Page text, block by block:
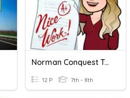
Norman Conquest Terminology
12 P 7th - 8th